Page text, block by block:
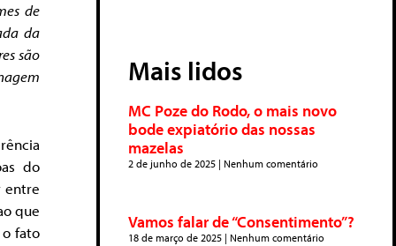
de
da
são
do
entre
que
fato
Mais lidos
MC Poze do Rodo, o mais novo
bode expiatório das nossas
mazelas
2 de junho de 2025 Nenhum comentário
Vamos falar de “Consentimento”?
18 de março de 2025 Nenhum comentário